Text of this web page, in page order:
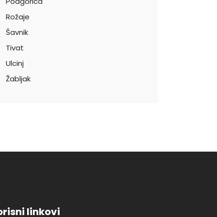
Rožaje
Šavnik
Tivat
Ulcinj
Žabljak
linkovi